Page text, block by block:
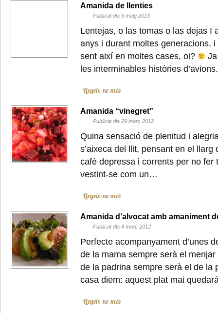
Amanida de llenties
Publicat dia 5 maig 2013
Lentejas, o las tomas o las dejas I
anys i durant moltes generacions,
sent així en moltes cases, oi?
les interminables històries
Llegeix-ne més
Amanida “vinegret”
Publicat dia 29 març 2012
Quina sensació de plenitud i
s’aixeca del llit, pensant en el
cafè depressa i corrents per no fer
vestint-se com un…
Llegeix-ne més
Amanida d’alvocat amb amaniment
Publicat dia 4 març 2012
Perfecte acompanyament d’unes
de la mama sempre serà el
de la padrina sempre serà el de la
casa diem: aquest plat mai
Llegeix-ne més